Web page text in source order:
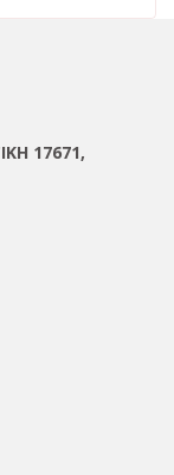
17671,